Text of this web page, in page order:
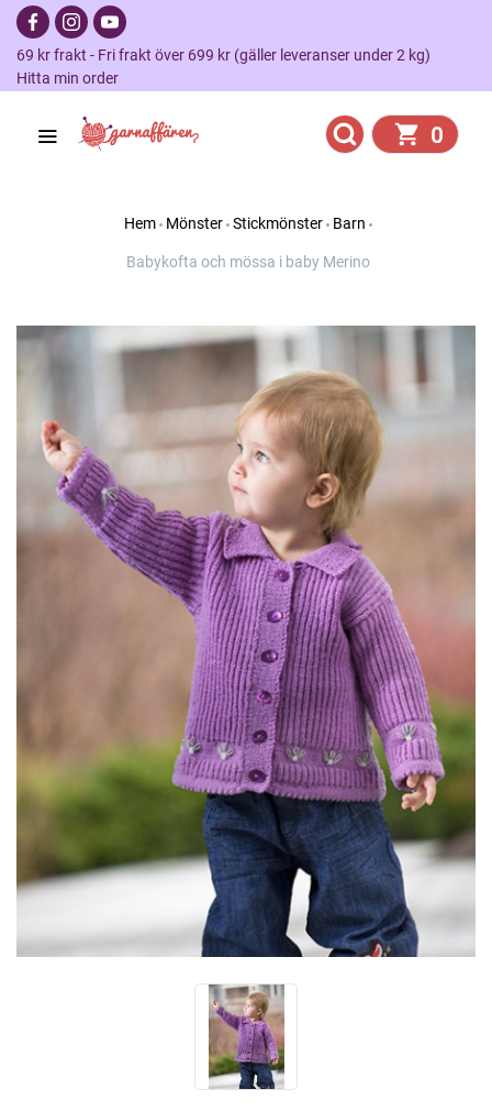
69 kr frakt - Fri frakt över 699 kr (gäller leveranser under 2 kg)
Hitta min order
0
Hem Mönster Stickmönster Barn
Babykofta och mössa i baby Merino